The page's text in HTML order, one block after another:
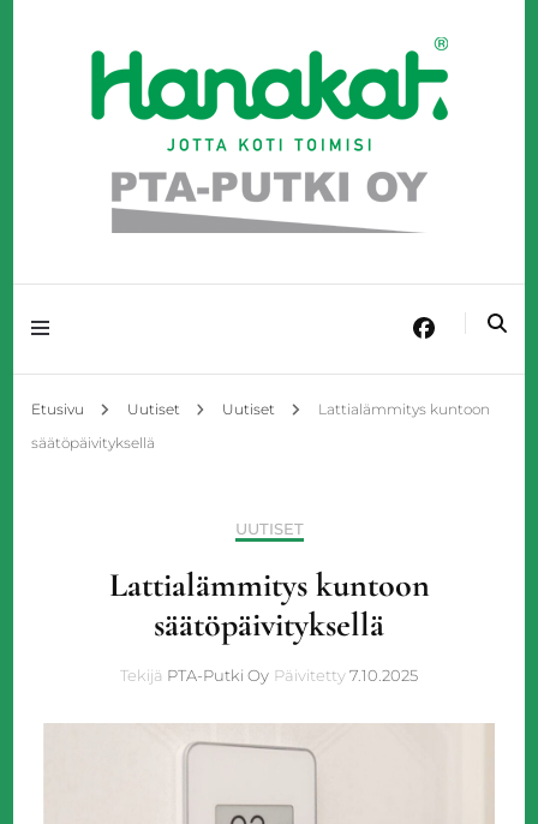
PTA-Putki Oy
Etusivu Uutiset Uutiset
Lattialämmitys kuntoon
säätöpäivityksellä
UUTISET
Lattialämmitys kuntoon
säätöpäivityksellä
Tekijä PTA-Putki Oy Päivitetty7.10.2025